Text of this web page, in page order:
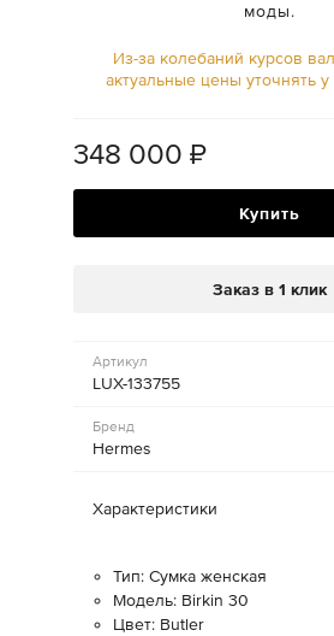
моды.
Из-за колебаний курсов
актуальные цены уточнять
348 000 ₽
Купить
Заказ в 1 клик
Артикул
LUX-133755
Бренд
Hermes
Характеристики
Тип: Сумка женская
Модель: Birkin 30
Цвет: Butler